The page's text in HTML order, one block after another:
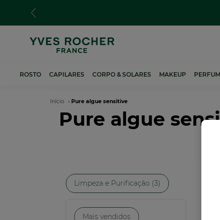
conteúdo
ROSTO CAPILARES CORPO & SOLARES MAKEUP
Navegação
estrutural
Início Pure algue sensitive
Pure algue
Mais vendidos
Limpeza e Purificação (3)